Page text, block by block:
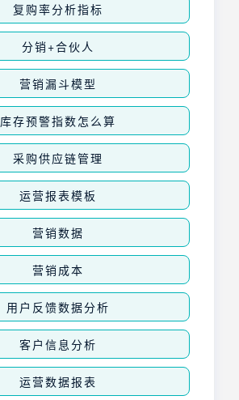
复购率分析指标
分销+合伙人
营销漏斗模型
库存预警指数怎么算
采购供应链管理
运营报表模板
营销数据
营销成本
用户反馈数据分析
客户信息分析
运营数据报表